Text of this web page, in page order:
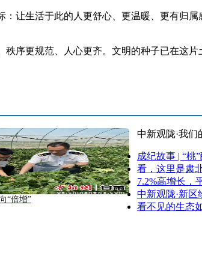
生活于此的人更舒心、更温暖、更有归属
更规范、人心更齐。文明的种子已在这片
“倍增”
中新观陇·我们
成纪故事 | “桃
看，这里是肃
7.2%高增长，
中新观陇·新
看不见的生态